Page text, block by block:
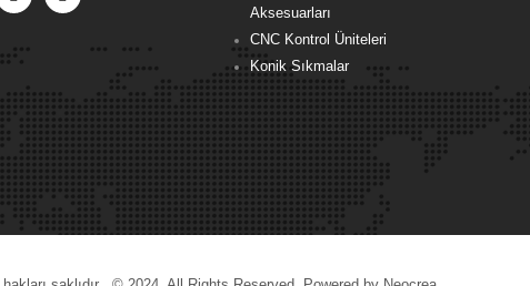
Aksesuarları
CNC Kontrol Üniteleri
Konik Sıkmalar